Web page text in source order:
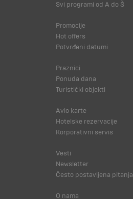
Svi programi od A do Š
Promocije
Hot offers
Potvrđeni datumi
Praznici
Ponuda dana
Turistički objekti
Avio karte
Hotelske rezervacije
Korporativni servis
Vesti
Newsletter
Često postavljena pitanja
O nama